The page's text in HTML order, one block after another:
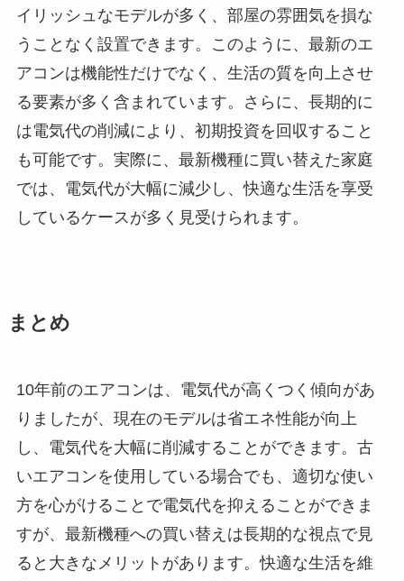
イリッシュなモデルが多く、部屋の雰囲気を損な
うことなく設置できます。このように、最新のエ
アコンは機能性だけでなく、生活の質を向上させ
る要素が多く含まれています。さらに、長期的に
は電気代の削減により、初期投資を回収すること
も可能です。実際に、最新機種に買い替えた家庭
では、電気代が大幅に減少し、快適な生活を享受
しているケースが多く見受けられます。
まとめ
10年前のエアコンは、電気代が高くつく傾向があ
りましたが、現在のモデルは省エネ性能が向上
し、電気代を大幅に削減することができます。古
いエアコンを使用している場合でも、適切な使い
方を心がけることで電気代を抑えることができま
すが、最新機種への買い替えは長期的な視点で見
ると大きなメリットがあります。快適な生活を維